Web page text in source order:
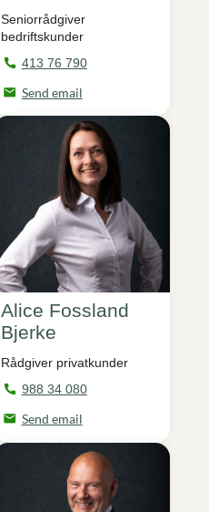
Seniorrådgiver
bedriftskunder
413 76 790
Send email
Alice Fossland
Bjerke
Rådgiver privatkunder
988 34 080
Send email